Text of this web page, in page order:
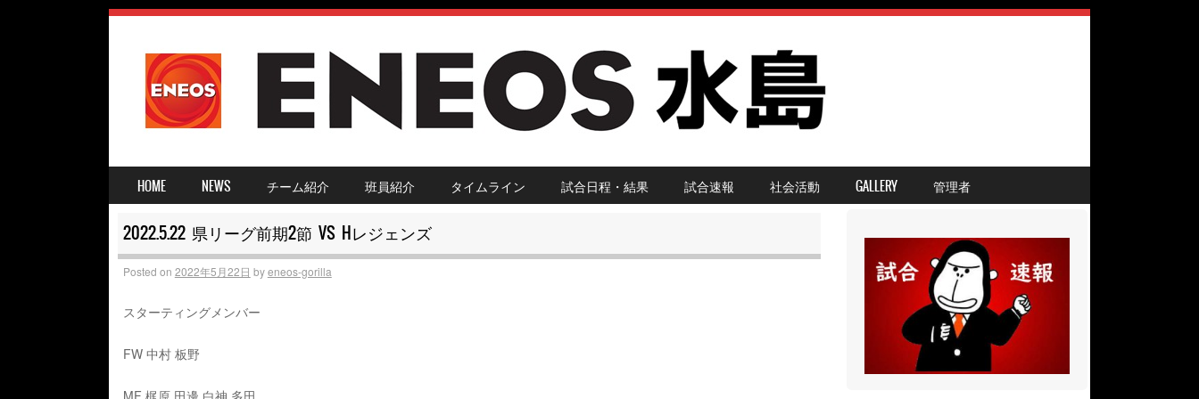
MENU ≡
SKIP TO CONTENT
HOME NEWS チーム紹介 班員紹介 タイムライン 試合日程・結果 試合速報 社会活動 GALLERY 管理者
2022.5.22 県リーグ前期2節 VS Hレジェンズ
Posted on 2022年5月22日 byeneos-gorilla
スターティングメンバー
FW 中村 板野